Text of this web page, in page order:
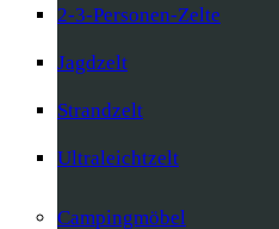
2-3-Personen-Zelte
Jagdzelt
Strandzelt
Ultraleichtzelt
Campingmöbel